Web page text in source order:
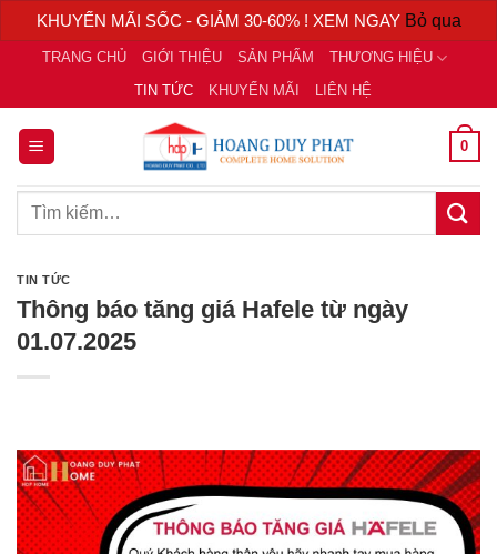
KHUYẾN MÃI SỐC - GIẢM 30-60% ! XEM NGAY Bỏ qua
Chuyển
nội
dung
TRANG CHỦ GIỚI THIỆU SẢN PHẨM
THƯƠNG HIỆU
TIN TỨC
KHUYẾN MÃI LIÊN HỆ
0
Tìm
TIN TỨC
Thông báo tăng giá Hafele từ ngày
01.07.2025